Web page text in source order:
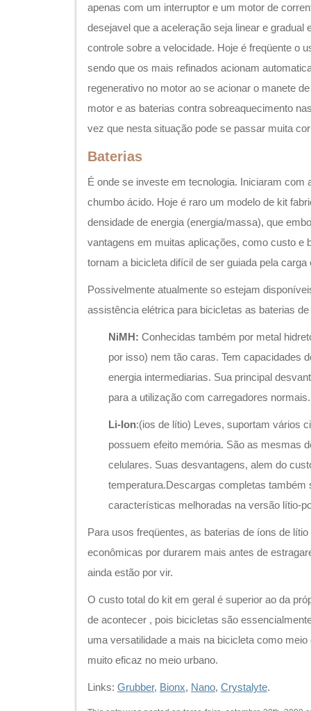
apenas com um interruptor e um motor de
desejavel que a aceleração seja linear e gradual
controle sobre a velocidade. Hoje é freqüente o
sendo que os mais refinados acionam
regenerativo no motor ao se acionar o manete
motor e as baterias contra sobreaquecimento
vez que nesta situação pode se passar muita
Baterias
É onde se investe em tecnologia. Iniciaram com
chumbo ácido. Hoje é raro um modelo de kit
densidade de energia (energia/massa), que
vantagens em muitas aplicações, como custo e
tornam a bicicleta difícil de ser guiada pela carga
Possivelmente atualmente so estejam
assistência elétrica para bicicletas as baterias
NiMH: Conhecidas também por metal
por isso) nem tão caras. Tem capacidades
energia intermediarias. Sua principal
para a utilização com carregadores normais.
Li-Ion:(ios de lítio) Leves, suportam vários
possuem efeito memória. São as mesmas
celulares. Suas desvantagens, alem do
temperatura.Descargas completas também
características melhoradas na versão lítio-
Para usos freqüentes, as baterias de íons de
econômicas por durarem mais antes de
ainda estão por vir.
O custo total do kit em geral é superior ao da
de acontecer , pois bicicletas são
uma versatilidade a mais na bicicleta como
muito eficaz no meio urbano.
Links: Grubber, Bionx, Nano, Crystalyte.